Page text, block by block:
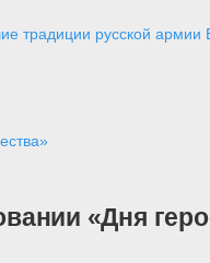
традиции русской армии
«Дня